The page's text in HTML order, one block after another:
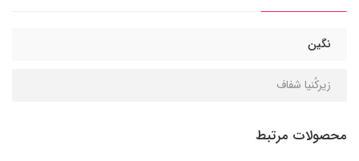
نگین
زیرکُنیا شفاف
محصولات مرتبط